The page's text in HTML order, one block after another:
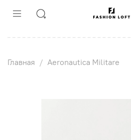
Главная Aeronautica Militare